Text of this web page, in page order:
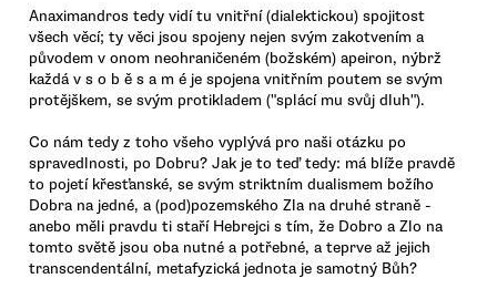
Anaximandros tedy vidí tu vnitřní (dialektickou) spojitost
všech věcí; ty věci jsou spojeny nejen svým zakotvením a
původem v onom neohraničeném (božském) apeiron, nýbrž
každá v s o b ě s a m é je spojena vnitřním poutem se svým
protějškem, se svým protikladem ("splácí mu svůj dluh").
Co nám tedy z toho všeho vyplývá pro naši otázku po
spravedlnosti, po Dobru? Jak je to teď tedy: má blíže pravdě
to pojetí křesťanské, se svým striktním dualismem božího
Dobra na jedné, a (pod)pozemského Zla na druhé straně -
anebo měli pravdu ti staří Hebrejci s tím, že Dobro a Zlo na
tomto světě jsou oba nutné a potřebné, a teprve až jejich
transcendentální, metafyzická jednota je samotný Bůh?